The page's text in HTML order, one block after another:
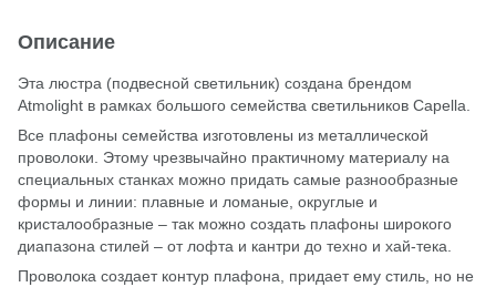
Описание
Эта люстра (подвесной светильник) создана брендом
Atmolight в рамках большого семейства светильников Capella.
Все плафоны семейства изготовлены из металлической
проволоки. Этому чрезвычайно практичному материалу на
специальных станках можно придать самые разнообразные
формы и линии: плавные и ломаные, округлые и
кристалообразные – так можно создать плафоны широкого
диапазона стилей – от лофта и кантри до техно и хай-тека.
Проволока создает контур плафона, придает ему стиль, но не